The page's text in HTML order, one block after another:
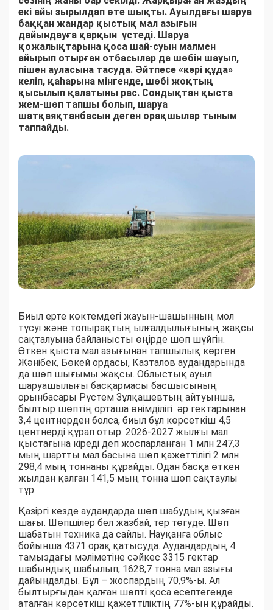
екі айы зырылдап өте шықты. Ауылдағы шаруа
баққан жандар қыстық мал азығын
дайындауға қарқын үстеді. Шаруа
қожалықтарына қоса шай-суын малмен
айырып отырған отбасылар да шөбін шауып,
пішен ауласына тасуда. Әйтпесе «кәрі құда»
келіп, қаһарына мінгенде, шөбі жоқтың
қысылып қалатыны рас. Сондықтан қыста
жем-шөп тапшы болып, шаруа
шатқаяқтанбасын деген орақшылар тыным
таппайды.
Биыл ерте көктемдегі жауын-шашынның мол
түсуі және топырақтың ылғалдылығының жақсы
сақталуына байланысты өңірде шөп шүйгін.
Өткен қыста мал азығынан тапшылық көрген
Жәнібек, Бөкей ордасы, Казталов аудандарында
да шөп шығымы жақсы. Облыстық ауыл
шаруашылығы басқармасы басшысының
орынбасары Рүстем Зұлқашевтың айтуынша,
былтыр шөптің орташа өнімділігі әр гектарынан
3,4 центнерден болса, биыл бұл көрсеткіш 4,5
центнерді құрап отыр. 2026-2027 жылғы мал
қыстағына кіреді деп жоспарланған 1 млн 247,3
мың шартты мал басына шөп қажеттілігі 2 млн
298,4 мың тоннаны құрайды. Одан басқа өткен
жылдан қалған 141,5 мың тонна шөп сақтаулы
тұр.
Қазіргі кезде аудандарда шөп шабудың қызған
шағы. Шөпшілер бел жазбай, тер төгуде. Шөп
шабатын техника да сайлы. Науқанға облыс
бойынша 4371 орақ қатысуда. Аудандардың 4
тамыздағы мәліметіне сәйкес 3315 гектар
шабындық шабылып, 1628,7 тонна мал азығы
дайындалды. Бұл – жоспардың 70,9%-ы. Ал
былтырғыдан қалған шөпті қоса есептегенде
аталған көрсеткіш қажеттіліктің 77%-ын құрайды.